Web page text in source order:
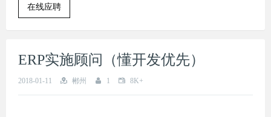
在线应聘
ERP实施顾问（懂开发优先）
2018-01-11 郴州 1 8K+